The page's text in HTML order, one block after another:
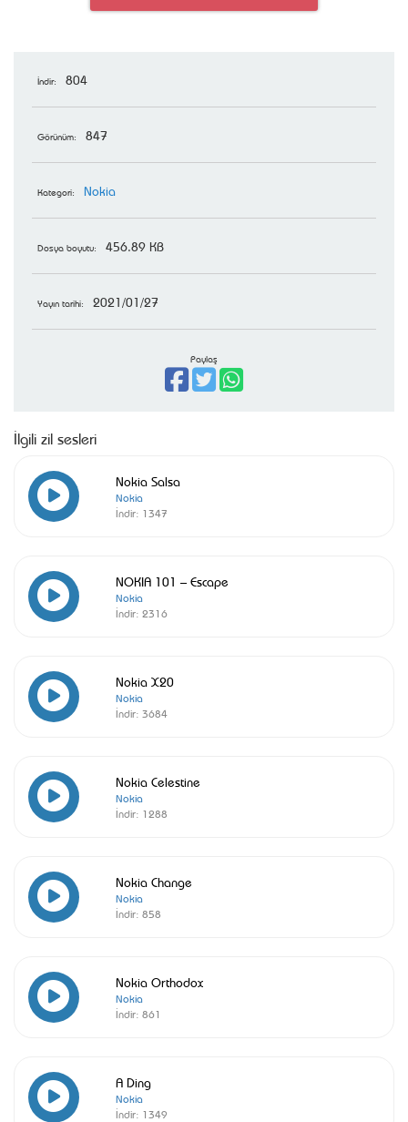
İndir: 804
Görünüm: 847
Kategori: Nokia
Dosya boyutu: 456.89 KB
Yayın tarihi: 2021/01/27
Paylaş
İlgili zil sesleri
Nokia Salsa
Nokia
İndir: 1347
NOKIA 101 – Escape
Nokia
İndir: 2316
Nokia X20
Nokia
İndir: 3684
Nokia Celestine
Nokia
İndir: 1288
Nokia Change
Nokia
İndir: 858
Nokia Orthodox
Nokia
İndir: 861
A Ding
Nokia
İndir: 1349